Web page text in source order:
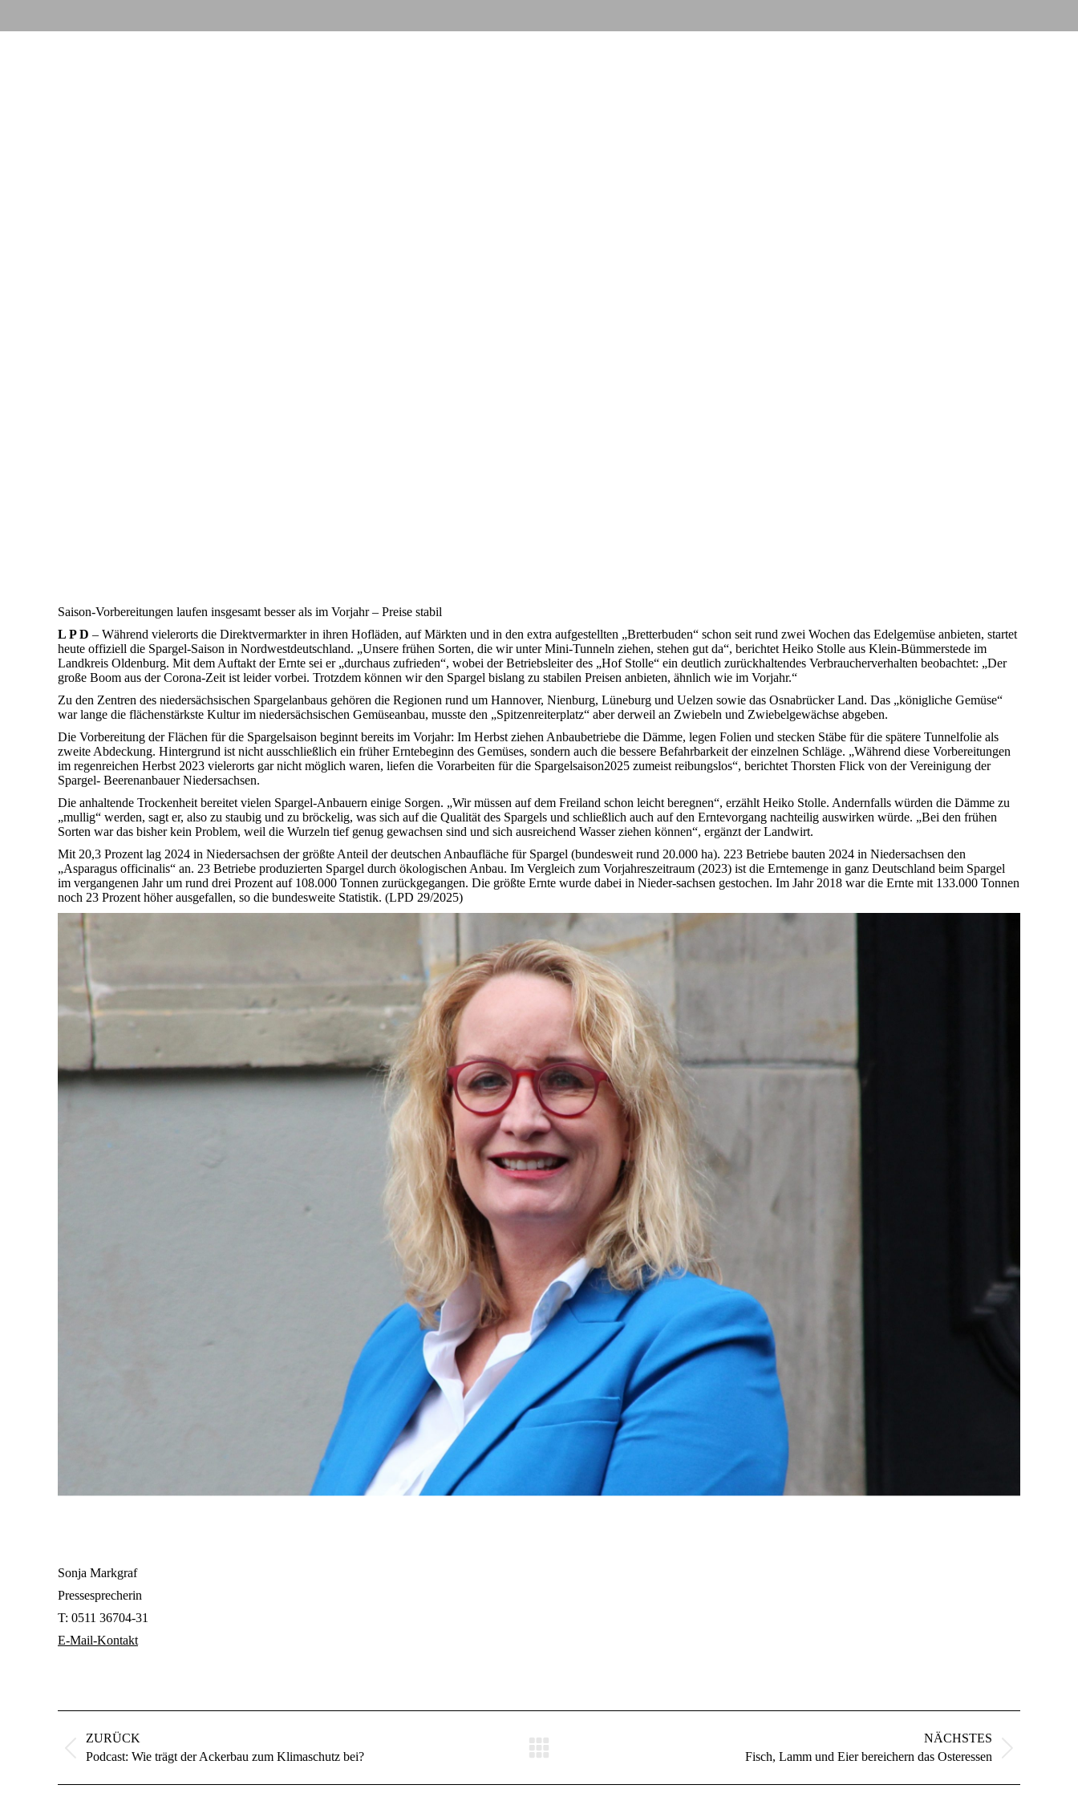
Saison-Vorbereitungen laufen insgesamt besser als im Vorjahr – Preise stabil
L P D – Während vielerorts die Direktvermarkter in ihren Hofläden, auf Märkten und in den extra aufgestellten „Bretterbuden“ schon seit rund zwei Wochen das Edelgemüse anbieten, startet
heute offiziell die Spargel-Saison in Nordwestdeutschland. „Unsere frühen Sorten, die wir unter Mini-Tunneln ziehen, stehen gut da“, berichtet Heiko Stolle aus Klein-Bümmerstede im
Landkreis Oldenburg. Mit dem Auftakt der Ernte sei er „durchaus zufrieden“, wobei der Betriebsleiter des „Hof Stolle“ ein deutlich zurückhaltendes Verbraucherverhalten beobachtet: „Der
große Boom aus der Corona-Zeit ist leider vorbei. Trotzdem können wir den Spargel bislang zu stabilen Preisen anbieten, ähnlich wie im Vorjahr.“
Zu den Zentren des niedersächsischen Spargelanbaus gehören die Regionen rund um Hannover, Nienburg, Lüneburg und Uelzen sowie das Osnabrücker Land. Das „königliche Gemüse“
war lange die flächenstärkste Kultur im niedersächsischen Gemüseanbau, musste den „Spitzenreiterplatz“ aber derweil an Zwiebeln und Zwiebelgewächse abgeben.
Die Vorbereitung der Flächen für die Spargelsaison beginnt bereits im Vorjahr: Im Herbst ziehen Anbaubetriebe die Dämme, legen Folien und stecken Stäbe für die spätere Tunnelfolie als
zweite Abdeckung. Hintergrund ist nicht ausschließlich ein früher Erntebeginn des Gemüses, sondern auch die bessere Befahrbarkeit der einzelnen Schläge. „Während diese Vorbereitungen
im regenreichen Herbst 2023 vielerorts gar nicht möglich waren, liefen die Vorarbeiten für die Spargelsaison2025 zumeist reibungslos“, berichtet Thorsten Flick von der Vereinigung der
Spargel- Beerenanbauer Niedersachsen.
Die anhaltende Trockenheit bereitet vielen Spargel-Anbauern einige Sorgen. „Wir müssen auf dem Freiland schon leicht beregnen“, erzählt Heiko Stolle. Andernfalls würden die Dämme zu
„mullig“ werden, sagt er, also zu staubig und zu bröckelig, was sich auf die Qualität des Spargels und schließlich auch auf den Erntevorgang nachteilig auswirken würde. „Bei den frühen
Sorten war das bisher kein Problem, weil die Wurzeln tief genug gewachsen sind und sich ausreichend Wasser ziehen können“, ergänzt der Landwirt.
Mit 20,3 Prozent lag 2024 in Niedersachsen der größte Anteil der deutschen Anbaufläche für Spargel (bundesweit rund 20.000 ha). 223 Betriebe bauten 2024 in Niedersachsen den
„Asparagus officinalis“ an. 23 Betriebe produzierten Spargel durch ökologischen Anbau. Im Vergleich zum Vorjahreszeitraum (2023) ist die Erntemenge in ganz Deutschland beim Spargel
im vergangenen Jahr um rund drei Prozent auf 108.000 Tonnen zurückgegangen. Die größte Ernte wurde dabei in Nieder-sachsen gestochen. Im Jahr 2018 war die Ernte mit 133.000 Tonnen
noch 23 Prozent höher ausgefallen, so die bundesweite Statistik. (LPD 29/2025)
Sonja Markgraf
Pressesprecherin
T: 0511 36704-31
E-Mail-Kontakt
ZURÜCK
Vorheriger
Podcast: Wie trägt der Ackerbau zum Klimaschutz bei?
NÄCHSTES
Fisch, Lamm und Eier bereichern das Osteressen